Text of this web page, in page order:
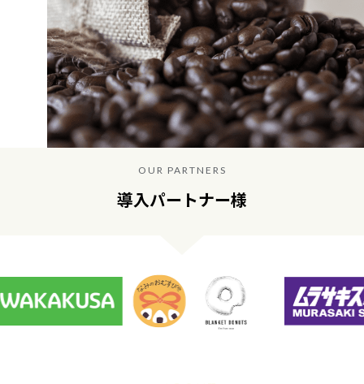
OUR PARTNERS
導入パートナー様